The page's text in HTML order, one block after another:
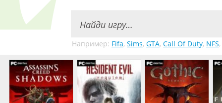
Например: Fifa, Sims, GTA, Call Of Duty, NFS,